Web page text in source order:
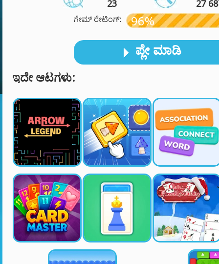
23 27
ಗೇಮ್ ರೇಟಿಂಗ್: 96%
ಪ್ಲೇ ಮಾಡಿ
ಇದೇ ಆಟಗಳು: